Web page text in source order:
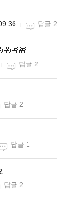
답글 2
답글 2
답글 2
답글 1
답글 2